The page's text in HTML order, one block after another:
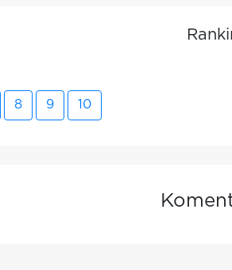
8 9 10